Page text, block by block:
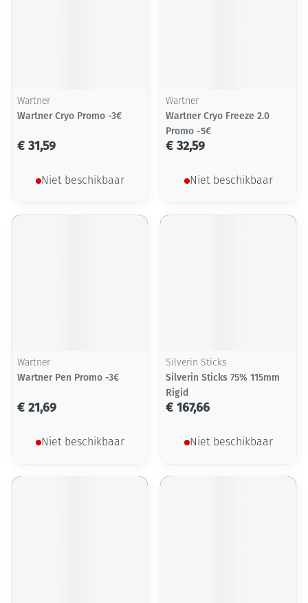
Wartner
Wartner Cryo Promo -3€
€ 31,59
Niet beschikbaar
Wartner
Wartner Cryo Freeze 2.0
Promo -5€
€ 32,59
Niet beschikbaar
Wartner
Wartner Pen Promo -3€
€ 21,69
Niet beschikbaar
Silverin Sticks
Silverin Sticks 75% 115mm
Rigid
€ 167,66
Niet beschikbaar